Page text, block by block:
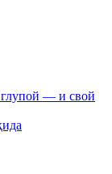
— и свой